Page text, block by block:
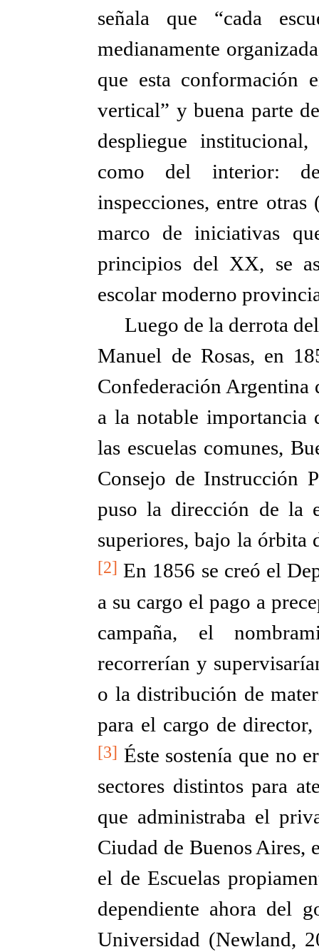
señala que “cada
medianamente
que esta conformación
vertical” y buena parte
despliegue
como del interior:
inspecciones, entre
marco de iniciativas
principios del XX, se
escolar moderno
Luego de la derrota
Manuel de Rosas, en
Confederación Argentina
a la notable importancia
las escuelas comunes,
Consejo de Instrucción
puso la dirección de la
superiores, bajo la órbita
[2] En 1856 se creó el
a su cargo el pago a
campaña, el
recorrerían y
o la distribución de
para el cargo de
[3] Éste sostenía que no
sectores distintos para
que administraba el
Ciudad de Buenos Aires,
el de Escuelas
dependiente ahora del
Universidad (Newland,